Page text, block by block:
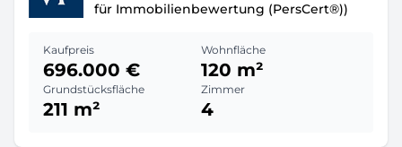
für Immobilienbewertung (PersCert®))
Kaufpreis
696.000 €
Wohnfläche
120 m²
Grundstücksfläche
211 m²
Zimmer
4